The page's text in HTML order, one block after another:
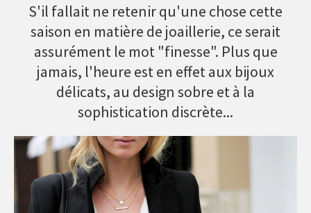
S'il fallait ne retenir qu'une chose cette
saison en matière de joaillerie, ce serait
assurément le mot "finesse". Plus que
jamais, l'heure est en effet aux bijoux
délicats, au design sobre et à la
sophistication discrète...